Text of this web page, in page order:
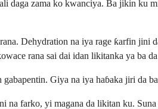
daga zama ko kwanciya. Ba jikin ku
Dehydration na iya rage ƙarfin
rana sai dai idan likitanka ya ba
Giya na iya haɓaka jiri da
na farko, yi magana da likitan ku.